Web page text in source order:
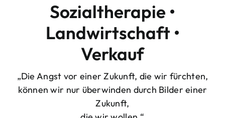
Sozialtherapie •
Landwirtschaft •
Verkauf
„Die Angst vor einer Zukunft, die wir fürchten,
können wir nur überwinden durch Bilder einer
Zukunft,